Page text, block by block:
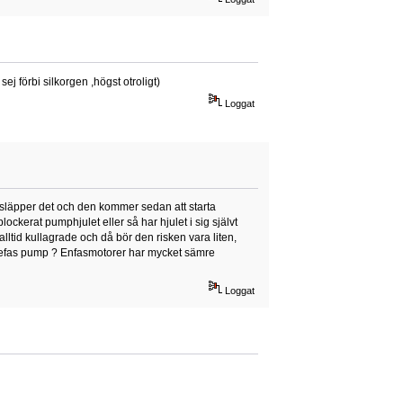
förbi silkorgen ,högst otroligt)
Loggat
det och den kommer sedan att starta
pumphjulet eller så har hjulet i sig självt
kullagrade och då bör den risken vara liten,
pump ? Enfasmotorer har mycket sämre
Loggat